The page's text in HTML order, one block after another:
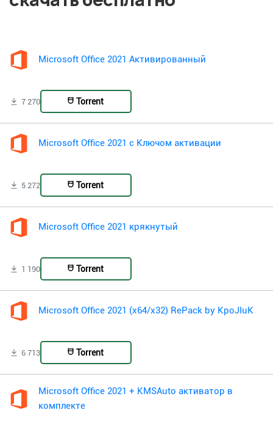
Microsoft Office 2021 Активированный
7 270 Torrent
Microsoft Office 2021 с Ключом активации
5 272 Torrent
Microsoft Office 2021 крякнутый
1 190 Torrent
Microsoft Office 2021 (x64/x32) RePack by KpoJIuK
6 713 Torrent
Microsoft Office 2021 + KMSAuto активатор в
комплекте